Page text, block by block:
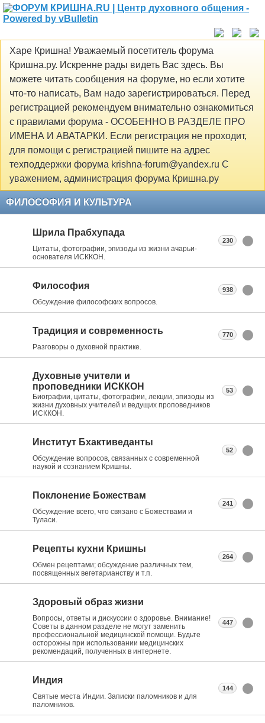
Харе Кришна! Уважаемый посетитель форума
Кришна.ру. Искренне рады видеть Вас здесь. Вы
можете читать сообщения на форуме, но если хотите
что-то написать, Вам надо зарегистрироваться. Перед
регистрацией рекомендуем внимательно ознакомиться
с правилами форума - ОСОБЕННО В РАЗДЕЛЕ ПРО
ИМЕНА И АВАТАРКИ. Если регистрация не проходит,
для помощи с регистрацией пишите на адрес
техподдержки форума krishna-forum@yandex.ru С
уважением, администрация форума Кришна.ру
ФИЛОСОФИЯ И КУЛЬТУРА
Шрила Прабхупада
Цитаты, фотографии, эпизоды из жизни ачарьи-
основателя ИСККОН.
230
Философия
Обсуждение философских вопросов.
938
Традиция и современность
Разговоры о духовной практике.
770
Духовные учители и
проповедники ИСККОН
Биографии, цитаты, фотографии, лекции, эпизоды из
жизни духовных учителей и ведущих проповедников
ИСККОН.
53
Институт Бхактиведанты
Обсуждение вопросов, связанных с современной
наукой и сознанием Кришны.
52
Поклонение Божествам
Обсуждение всего, что связано с Божествами и
Туласи.
241
Рецепты кухни Кришны
Обмен рецептами; обсуждение различных тем,
посвященных вегетарианству и т.п.
264
Здоровый образ жизни
Вопросы, ответы и дискуссии о здоровье. Внимание!
Советы в данном разделе не могут заменить
профессиональной медицинской помощи. Будьте
осторожны при использовании медицинских
рекомендаций, полученных в интернете.
447
Индия
Святые места Индии. Записки паломников и для
паломников.
144